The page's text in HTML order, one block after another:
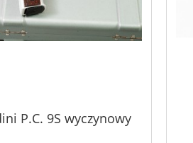
P.C. 9S wyczynowy